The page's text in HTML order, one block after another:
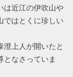
は近江の伊吹山や
ではとくに珍しい
澄上人が開いたと
となさっていま